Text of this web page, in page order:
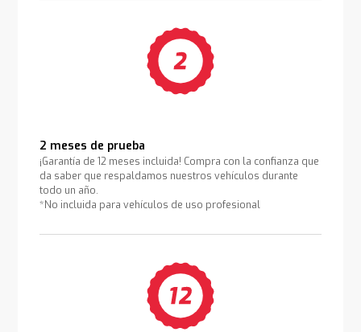
2 meses de prueba
¡Garantía de 12 meses incluida! Compra con la confianza que
da saber que respaldamos nuestros vehículos durante
todo un año.
*No incluida para vehículos de uso profesional